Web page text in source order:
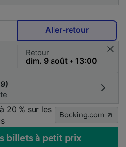
Aller-retour
Retour
20 % sur les
Booking.com
billets à petit prix